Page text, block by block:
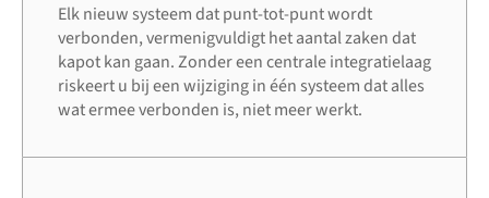
Elk nieuw systeem dat punt-tot-punt wordt
verbonden, vermenigvuldigt het aantal zaken dat
kapot kan gaan. Zonder een centrale integratielaag
riskeert u bij een wijziging in één systeem dat alles
wat ermee verbonden is, niet meer werkt.